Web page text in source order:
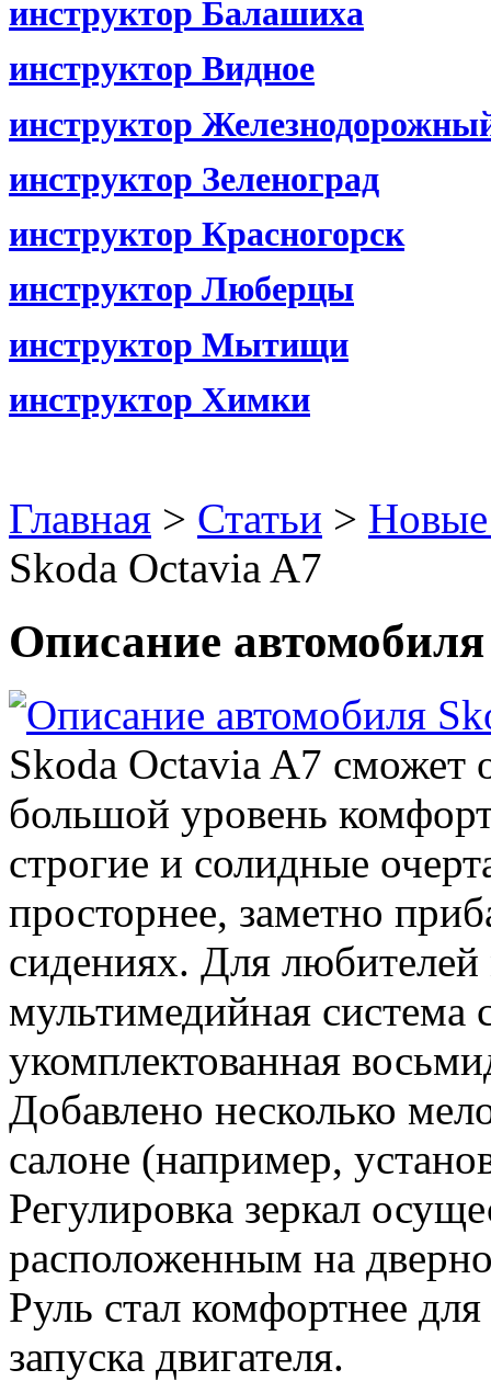
инструктор Балашиха
инструктор Видное
инструктор
инструктор Зеленоград
инструктор Красногорск
инструктор Люберцы
инструктор Мытищи
инструктор Химки
Главная > Статьи > Новые
Skoda Octavia A7
Описание
Skoda Octavia A7 сможет
большой уровень
строгие и солидные
просторнее, заметно
сидениях. Для
мультимедийная система
укомплектованная
Добавлено несколько
салоне (например,
Регулировка зеркал
расположенным на
Руль стал комфортнее
запуска двигателя.